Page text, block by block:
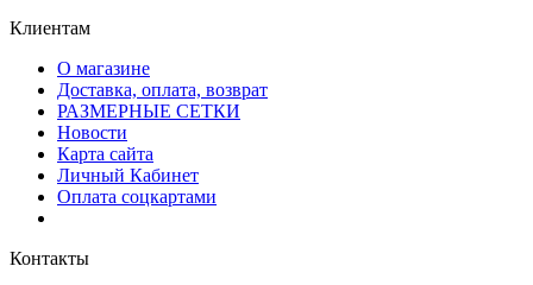
Клиентам
О магазине
Доставка, оплата, возврат
РАЗМЕРНЫЕ СЕТКИ
Новости
Карта сайта
Личный Кабинет
Оплата соцкартами
Контакты